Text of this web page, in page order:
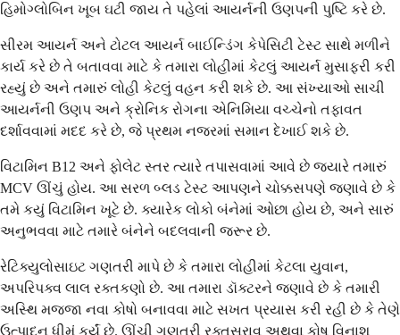
હિમોગ્લોબિન ખૂબ ઘટી જાય તે પહેલાં આયર્નની ઉણપની પુષ્ટિ કરે છે.
સીરમ આયર્ન અને ટોટલ આયર્ન બાઈન્ડિંગ કેપેસિટી ટેસ્ટ સાથે મળીને
કાર્ય કરે છે તે બતાવવા માટે કે તમારા લોહીમાં કેટલું આયર્ન મુસાફરી કરી
રહ્યું છે અને તમારું લોહી કેટલું વહન કરી શકે છે. આ સંખ્યાઓ સાચી
આયર્નની ઉણપ અને ક્રોનિક રોગના એનિમિયા વચ્ચેનો તફાવત
દર્શાવવામાં મદદ કરે છે, જે પ્રથમ નજરમાં સમાન દેખાઈ શકે છે.
વિટામિન B12 અને ફોલેટ સ્તર ત્યારે તપાસવામાં આવે છે જ્યારે તમારું
MCV ઊંચું હોય. આ સરળ બ્લડ ટેસ્ટ આપણને ચોક્કસપણે જણાવે છે કે
તમે કયું વિટામિન ખૂટે છે. ક્યારેક લોકો બંનેમાં ઓછા હોય છે, અને સારું
અનુભવવા માટે તમારે બંનેને બદલવાની જરૂર છે.
રેટિક્યુલોસાઇટ ગણતરી માપે છે કે તમારા લોહીમાં કેટલા યુવાન,
અપરિપક્વ લાલ રક્તકણો છે. આ તમારા ડૉક્ટરને જણાવે છે કે તમારી
અસ્થિ મજ્જા નવા કોષો બનાવવા માટે સખત પ્રયાસ કરી રહી છે કે તેણે
ઉત્પાદન ધીમું કર્યું છે. ઊંચી ગણતરી રક્તસ્રાવ અથવા કોષ વિનાશ